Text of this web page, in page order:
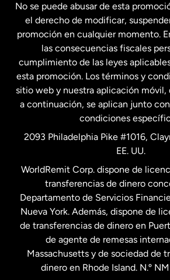
Francia
Malasia
Nueva Zelanda
Países Bajos
Suecia
No se puede abusar de esta
el derecho de modificar,
promoción en cualquier momento.
las consecuencias fiscales
cumplimiento de las leyes
esta promoción. Los términos y
sitio web y nuestra aplicación móvil,
a continuación, se aplican junto
condiciones
2093 Philadelphia Pike #1016,
EE. UU.
WorldRemit Corp. dispone de
transferencias de dinero
Departamento de Servicios
Nueva York. Además, dispone de
de transferencias de dinero en
de agente de remesas
Massachusetts y de sociedad de
dinero en Rhode Island. N.º